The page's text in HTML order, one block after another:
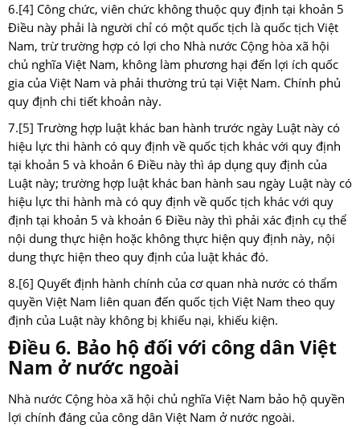
6.[4] Công chức, viên chức không thuộc quy định tại khoản 5
Điều này phải là người chỉ có một quốc tịch là quốc tịch Việt
Nam, trừ trường hợp có lợi cho Nhà nước Cộng hòa xã hội
chủ nghĩa Việt Nam, không làm phương hại đến lợi ích quốc
gia của Việt Nam và phải thường trú tại Việt Nam. Chính phủ
quy định chi tiết khoản này.
7.[5] Trường hợp luật khác ban hành trước ngày Luật này có
hiệu lực thi hành có quy định về quốc tịch khác với quy định
tại khoản 5 và khoản 6 Điều này thì áp dụng quy định của
Luật này; trường hợp luật khác ban hành sau ngày Luật này có
hiệu lực thi hành mà có quy định về quốc tịch khác với quy
định tại khoản 5 và khoản 6 Điều này thì phải xác định cụ thể
nội dung thực hiện hoặc không thực hiện quy định này, nội
dung thực hiện theo quy định của luật khác đó.
8.[6] Quyết định hành chính của cơ quan nhà nước có thẩm
quyền Việt Nam liên quan đến quốc tịch Việt Nam theo quy
định của Luật này không bị khiếu nại, khiếu kiện.
Điều 6. Bảo hộ đối với công dân Việt
Nam ở nước ngoài
Nhà nước Cộng hòa xã hội chủ nghĩa Việt Nam bảo hộ quyền
lợi chính đáng của công dân Việt Nam ở nước ngoài.